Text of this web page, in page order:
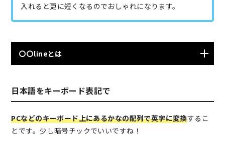
入れると更に短くなるのでおしゃれになります。
〇〇lineとは
「99line」なら「1999年生まれ」を意味します。
日本語をキーボード表記で
PCなどのキーボード上にあるかなの配列で英字に変換するこ
とです。少し暗号チックでいいですね！